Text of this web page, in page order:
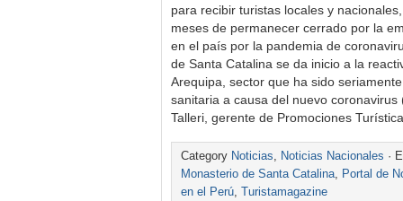
para recibir turistas locales y
meses de permanecer cerrado por la
en el país por la pandemia de
de Santa Catalina se da inicio a la
Arequipa, sector que ha sido
sanitaria a causa del nuevo coronavirus
Talleri, gerente de Promociones
Category Noticias, Noticias Nacionales ·
Monasterio de Santa Catalina, Portal de
en el Perú, Turistamagazine